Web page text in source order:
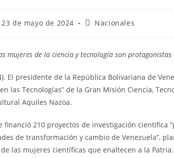
23 de mayo de 2024 Nacionales
mujeres de la ciencia y tecnología son protagonistas
El presidente de la República Bolivariana de
las Tecnologías” de la Gran Misión Ciencia,
Aquiles Nazoa.
financió 210 proyectos de investigación científica
de transformación y cambio de Venezuela”,
las mujeres científicas que enaltecen a la Patria.